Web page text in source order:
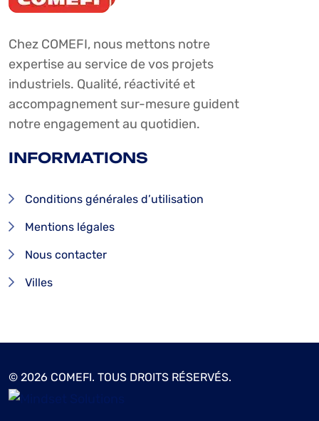
Chez COMEFI, nous mettons notre
expertise au service de vos projets
industriels. Qualité, réactivité et
accompagnement sur-mesure guident
notre engagement au quotidien.
INFORMATIONS
Conditions générales d’utilisation
Mentions légales
Nous contacter
Villes
© 2026 COMEFI. TOUS DROITS RÉSERVÉS.